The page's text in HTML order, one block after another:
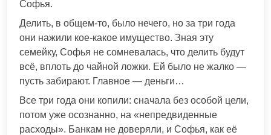
Софья.
Делить, в общем-то, было нечего, но за три года
они нажили кое-какое имущество. Зная эту
семейку, Софья не сомневалась, что делить будут
всё, вплоть до чайной ложки. Ей было не жалко —
пусть забирают. Главное — деньги…
Все три года они копили: сначала без особой цели,
потом уже осознанно, на «непредвиденные
расходы». Банкам не доверяли, и Софья, как её